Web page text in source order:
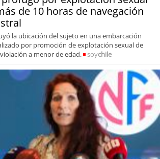
de 10 horas de navegación
la ubicación del sujeto en una embarcación
por promoción de explotación sexual de
a menor de edad.
soychile